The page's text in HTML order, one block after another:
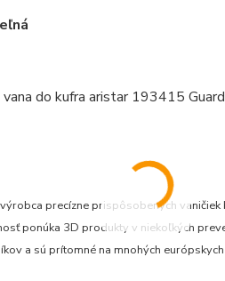
precízne prispôsobených
ponúka 3D produkty v niekoľkých
a sú prítomné na mnohých